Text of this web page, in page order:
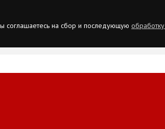
соглашаетесь на сбор и последующую